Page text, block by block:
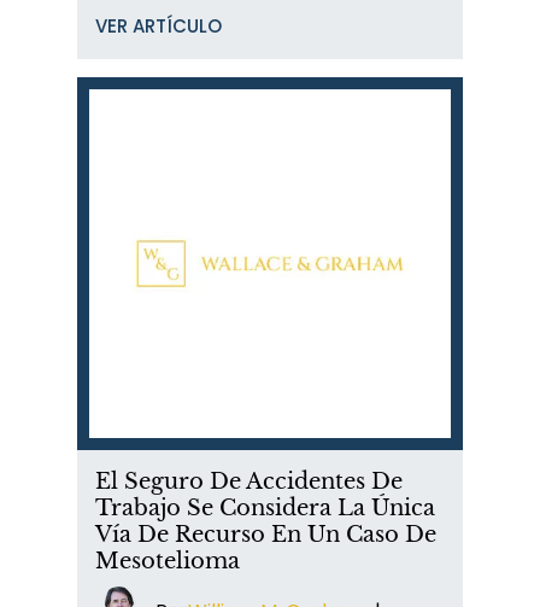
VER ARTÍCULO
El Seguro De Accidentes De
Trabajo Se Considera La Única
Vía De Recurso En Un Caso De
Mesotelioma